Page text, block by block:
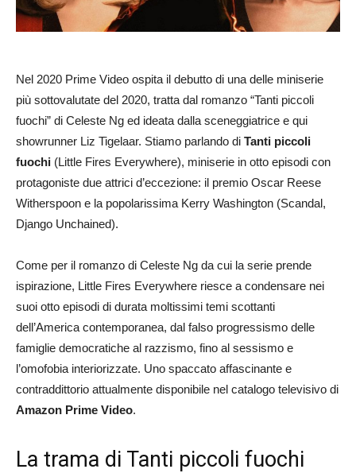
Nel 2020 Prime Video ospita il debutto di una delle miniserie
più sottovalutate del 2020, tratta dal romanzo “Tanti piccoli
fuochi” di Celeste Ng ed ideata dalla sceneggiatrice e qui
showrunner Liz Tigelaar. Stiamo parlando di Tanti piccoli
fuochi (Little Fires Everywhere), miniserie in otto episodi con
protagoniste due attrici d’eccezione: il premio Oscar Reese
Witherspoon e la popolarissima Kerry Washington (Scandal,
Django Unchained).
Come per il romanzo di Celeste Ng da cui la serie prende
ispirazione, Little Fires Everywhere riesce a condensare nei
suoi otto episodi di durata moltissimi temi scottanti
dell’America contemporanea, dal falso progressismo delle
famiglie democratiche al razzismo, fino al sessismo e
l’omofobia interiorizzate. Uno spaccato affascinante e
contraddittorio attualmente disponibile nel catalogo televisivo di
Amazon Prime Video.
La trama di Tanti piccoli fuochi